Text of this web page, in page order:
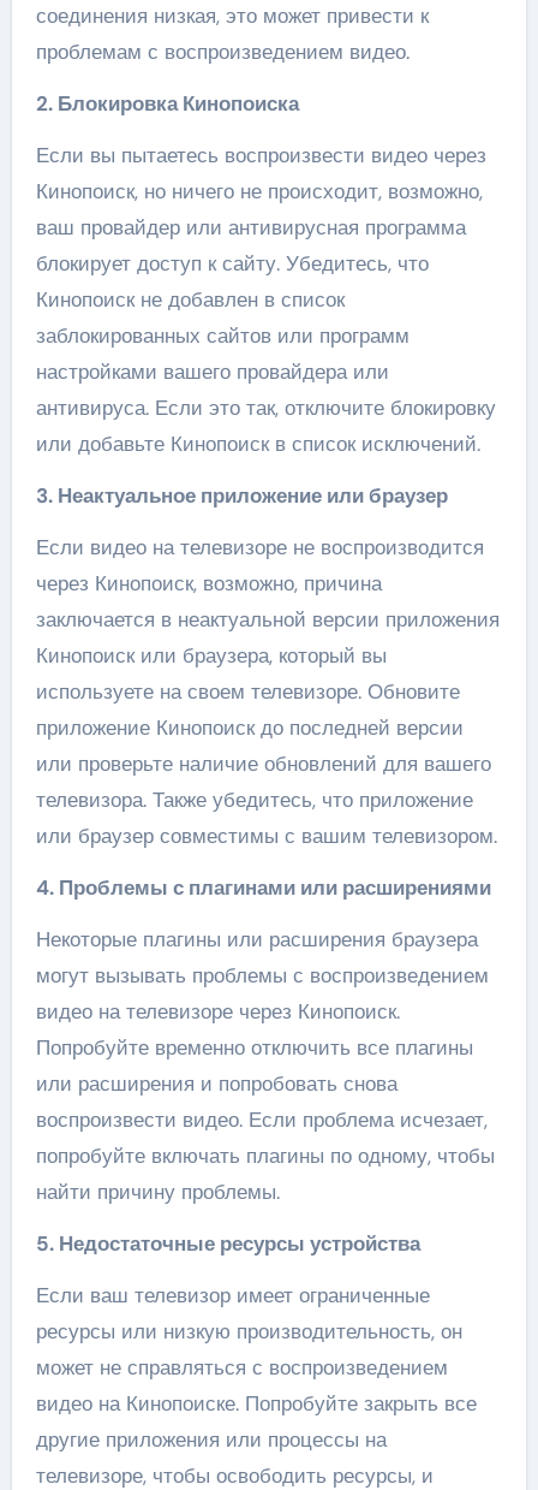
соединения низкая, это может привести к
проблемам с воспроизведением видео.
2. Блокировка Кинопоиска
Если вы пытаетесь воспроизвести видео через
Кинопоиск, но ничего не происходит, возможно,
ваш провайдер или антивирусная программа
блокирует доступ к сайту. Убедитесь, что
Кинопоиск не добавлен в список
заблокированных сайтов или программ
настройками вашего провайдера или
антивируса. Если это так, отключите блокировку
или добавьте Кинопоиск в список исключений.
3. Неактуальное приложение или браузер
Если видео на телевизоре не воспроизводится
через Кинопоиск, возможно, причина
заключается в неактуальной версии приложения
Кинопоиск или браузера, который вы
используете на своем телевизоре. Обновите
приложение Кинопоиск до последней версии
или проверьте наличие обновлений для вашего
телевизора. Также убедитесь, что приложение
или браузер совместимы с вашим телевизором.
4. Проблемы с плагинами или расширениями
Некоторые плагины или расширения браузера
могут вызывать проблемы с воспроизведением
видео на телевизоре через Кинопоиск.
Попробуйте временно отключить все плагины
или расширения и попробовать снова
воспроизвести видео. Если проблема исчезает,
попробуйте включать плагины по одному, чтобы
найти причину проблемы.
5. Недостаточные ресурсы устройства
Если ваш телевизор имеет ограниченные
ресурсы или низкую производительность, он
может не справляться с воспроизведением
видео на Кинопоиске. Попробуйте закрыть все
другие приложения или процессы на
телевизоре, чтобы освободить ресурсы, и